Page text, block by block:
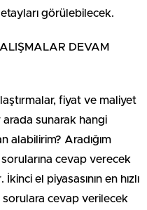
görülebilecek.
DEVAM
fiyat ve maliyet
arada sunarak hangi
alabilirim? Aradığım
cevap verecek
el piyasasının en hızlı
cevap verilecek